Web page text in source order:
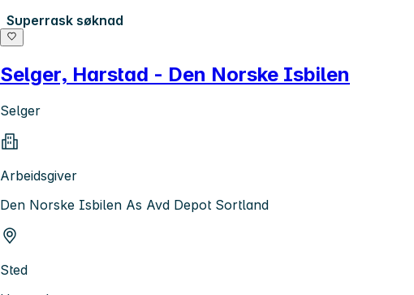
Superrask søknad
Selger, Harstad - Den Norske Isbilen
Selger
Arbeidsgiver
Den Norske Isbilen As Avd Depot Sortland
Sted